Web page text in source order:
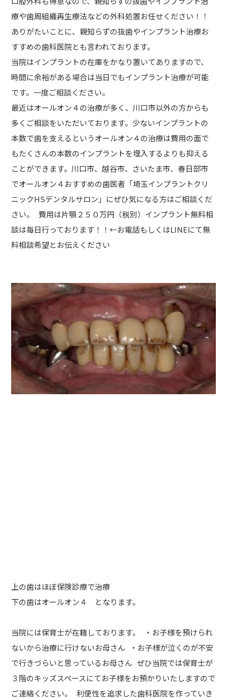
療や歯周組織再生療法などの外科処置お任せください！！
ありがたいことに、親知らずの抜歯やインプラント治療お
すすめの歯科医院とも言われております。
当院はインプラントの在庫をかなり置いてありますので、
時間に余裕がある場合は当日でもインプラント治療が可能
です。一度ご相談ください。
最近はオールオン４の治療が多く、川口市以外の方からも
多くご相談をいただいております。少ないインプラントの
本数で歯を支えるというオールオン４の治療は費用の面で
もたくさんの本数のインプラントを埋入するよりも抑える
ことができます。川口市、越谷市、さいたま市、春日部市
でオールオン４おすすめの歯医者「埼玉インプラントクリ
ニックHSデンタルサロン」にぜひ気になる方はご相談くだ
さい。 費用は片顎２５０万円（税別）インプラント無料相
談は毎日行っております！！←お電話もしくはLINEにて無
料相談希望とお伝えください
上の歯はほぼ保険診療で治療
下の歯はオールオン４ となります。
当院には保育士が在籍しております。 ・お子様を預けられ
ないから治療に行けないお母さん ・お子様が泣くのが不安
で行きづらいと思っているお母さん ぜひ当院では保育士が
３階のキッズスペースにてお子様をお預かりいたしますので
ご連絡ください。 利便性を追求した歯科医院を作っていき